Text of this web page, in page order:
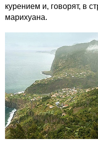
курением и, говорят, в
марихуана.